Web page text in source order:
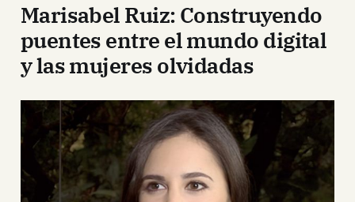
Marisabel Ruiz: Construyendo
puentes entre el mundo digital
y las mujeres olvidadas